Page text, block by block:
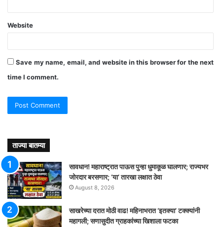
Website
Save my name, email, and website in this browser for the next
time I comment.
ताज्या बातम्या
सावधान! महाराष्ट्रात पाऊस पुन्हा धुमाकूळ घालणार; राज्यभर
जोरदार बरसणार; ‘या’ तारखा लक्षात ठेवा
August 8, 2026
साखरेच्या दरात मोठी वाढ! महिनाभरात ‘इतक्या’ टक्क्यांनी
महागली; सणासुदीत ग्राहकांच्या खिशाला फटका